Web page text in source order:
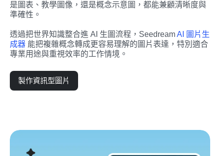
是圖表、教學圖像，還是概念示意圖，都能兼顧清晰度與
準確性。
透過把世界知識整合進 AI 生圖流程，Seedream AI 圖片生
成器 能把複雜概念轉成更容易理解的圖片表達，特別適合
專業用途與重視效率的工作情境。
製作資訊型圖片